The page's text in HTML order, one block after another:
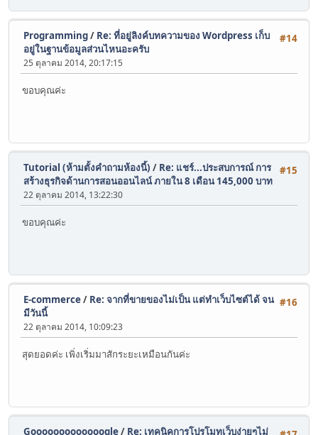
#14
Programming/ Re: ที่อยู่ลิงค์บทความของ Wordpress เก็บ
อยู่ในฐานข้อมูลส่วนไหนอะครับ
25 ตุลาคม 2014, 20:17:15
ขอบคุณค่ะ
#15
Tutorial (ห้ามตั้งคำถามห้องนี้) / Re: แชร์...ประสบการณ์ การ
สร้างธุรกิจด้านการสอนออนไลน์ ภายใน 8 เดือน 145,000 บาท
22 ตุลาคม 2014, 13:22:30
ขอบคุณค่ะ
#16
E-commerce/ Re: จากที่ขายของไม่เป็น แต่ทำเว็บไซต์ได้ จน
มีวันนี้
22 ตุลาคม 2014, 10:09:23
สุดยอดค่ะ เพิ่งเริ่มมาสักระยะเหมือนกันค่ะ
Gooooooooooooogle/ Re: เทคนิคการโปรโมทเว็บง่ายๆไม่